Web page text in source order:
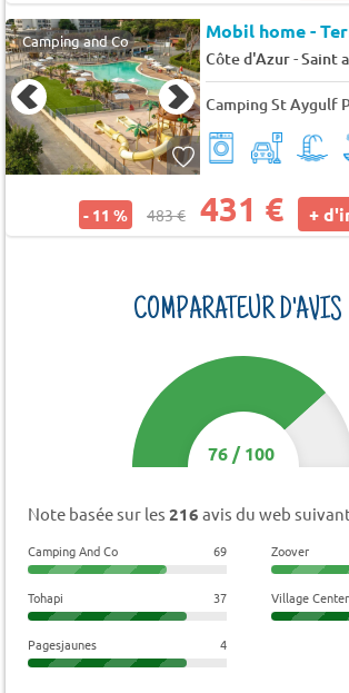
Camping and Co
Côte d'Azur-Saint
Camping St Aygulf
- 11 % 483 € 431 € +
COMPARATEUR D'AVIS
76/100
Note basée sur les 216 avis du web
Camping And Co 69 Zoover
Tohapi 37 Village Center
Pagesjaunes 4